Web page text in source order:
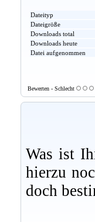
Dateityp
Dateigröße
Downloads total
Downloads heute
Datei aufgenommen
Bewerten - Schlecht
Was ist
hierzu
doch